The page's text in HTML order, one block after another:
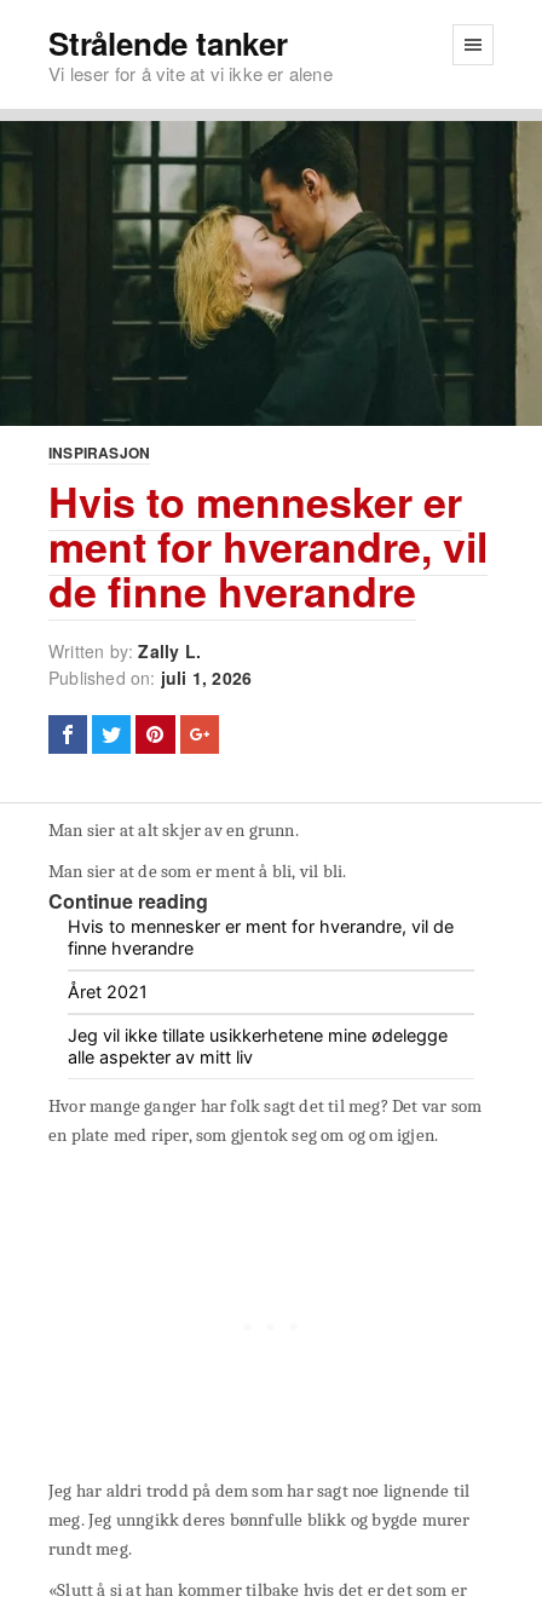
Strålende tanker
Vi leser for å vite at vi ikke er alene
INSPIRASJON
Hvis to mennesker er
ment for hverandre, vil
de finne hverandre
Written by:Zally L.
Published on: juli 1, 2026
Man sier at alt skjer av en grunn.
Man sier at de som er ment å bli, vil bli.
Continue reading
Hvis to mennesker er ment for hverandre, vil de
finne hverandre
Året 2021
Jeg vil ikke tillate usikkerhetene mine ødelegge
alle aspekter av mitt liv
Hvor mange ganger har folk sagt det til meg? Det var som
en plate med riper, som gjentok seg om og om igjen.
Jeg har aldri trodd på dem som har sagt noe lignende til
meg. Jeg unngikk deres bønnfulle blikk og bygde murer
rundt meg.
«Slutt å si at han kommer tilbake hvis det er det som er